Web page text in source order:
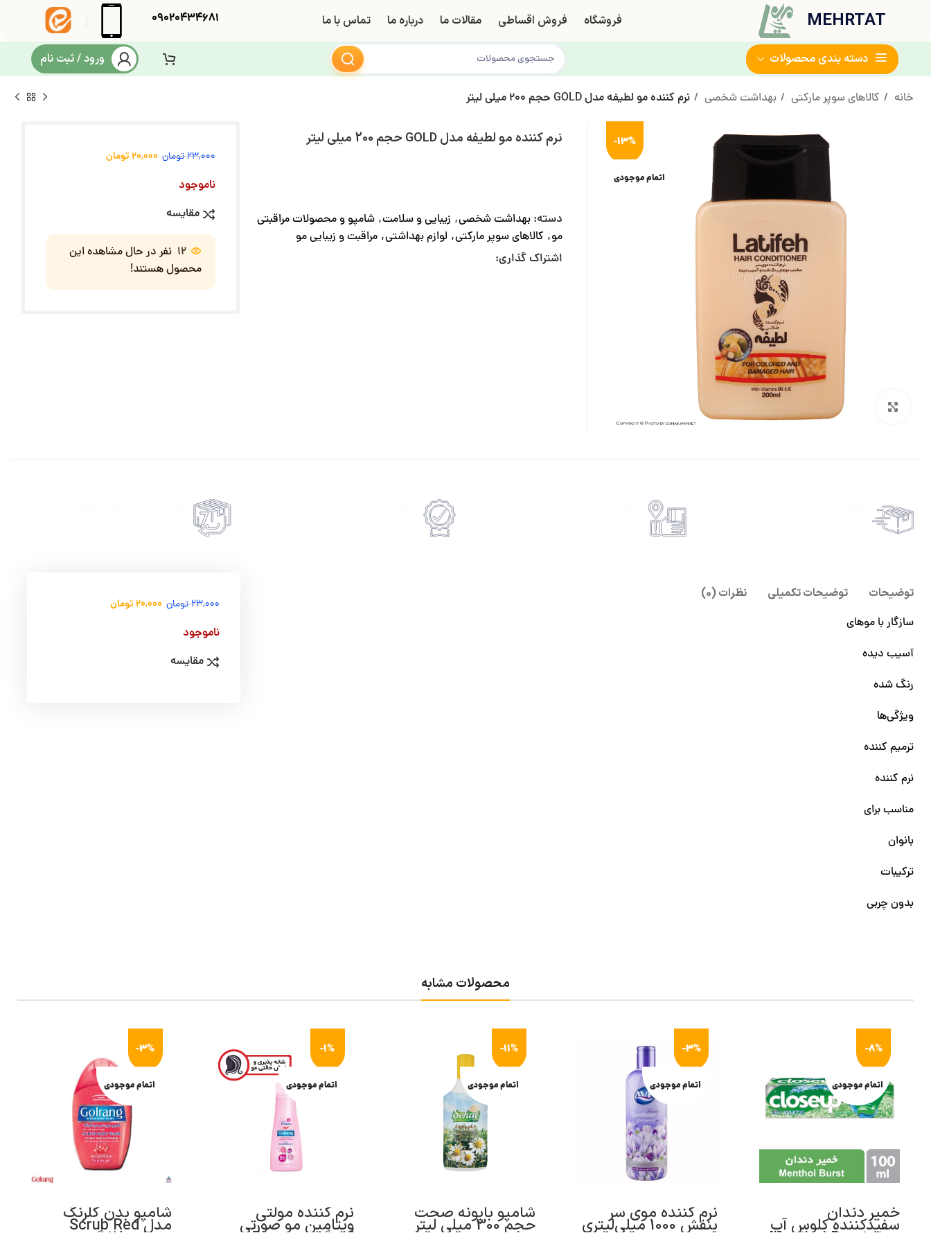
MEHRTAT فروشگاه فروش اقساطی مقالات ما درباره ما تماس با ما 09020434681
دسته بندی محصولات ورود / ثبت نام
خانه کالاهای سوپر مارکتی بهداشت شخصی نرم کننده مو لطیفه مدل GOLD حجم 200 میلی لیتر
-13%
اتمام موجودی
بزرگنمایی تصویر
نرم کننده مو لطیفه مدل GOLD حجم 200 میلی لیتر
دسته: بهداشت شخصی, زیبایی و سلامت, شامپو و محصولات مراقبتی
مو, کالاهای سوپر مارکتی, لوازم بهداشتی, مراقبت و زیبایی مو
اشتراک گذاری:
23,000تومان 20,000تومان
ناموجود
مقایسه
12 نفر در حال مشاهده این
محصول هستند!
توضیحات توضیحات تکمیلی
نظرات (0)
سازگار با موهای
آسیب دیده
رنگ شده
ویژگی‌ها
ترمیم کننده
نرم کننده
مناسب برای
بانوان
ترکیبات
بدون چربی
23,000تومان 20,000تومان
ناموجود
مقایسه
محصولات مشابه
-8%
اتمام موجودی
خمیر دندان
سفیدکننده کلوس آپ
-3%
اتمام موجودی
نرم کننده موی سر
بنفش 1000 میلی‌لیتری
-11%
اتمام موجودی
شامپو بابونه صحت
حجم 300 میلی لیتر
-1%
اتمام موجودی
نرم کننده مولتی
ویتامین مو صورتی
-3%
اتمام موجودی
شامپو بدن گلرنگ
مدل Scrub Red